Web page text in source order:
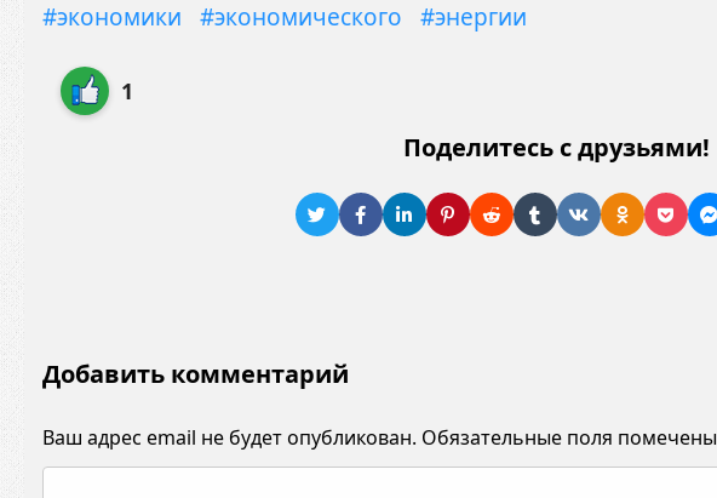
#экономики
#экономического #энергии
1
Поделитесь с друзьями!
Добавить комментарий
Ваш адрес email не будет опубликован. Обязательные поля помечены